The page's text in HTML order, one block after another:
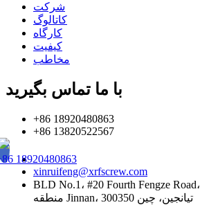
شرکت
کاتالوگ
کارگاه
کیفیت
مخاطب
با ما تماس بگیرید
+86 18920480863
+86 13820522567
18920480863
xinruifeng@xrfscrew.com
BLD No.1، #20 Fourth Fengze Road، پارک صنعتی بالیتای،
منطقه Jinnan، تیانجین، چین 300350